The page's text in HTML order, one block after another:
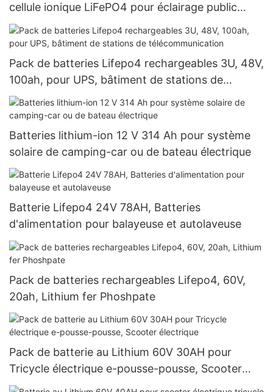
cellule ionique LiFePO4 pour éclairage public
extérieur
Pack de batteries Lifepo4 rechargeables 3U, 48V,
100ah, pour UPS, bâtiment de stations de
télécommunication
Batteries lithium-ion 12 V 314 Ah pour système
solaire de camping-car ou de bateau électrique
Batterie Lifepo4 24V 78AH, Batteries
d'alimentation pour balayeuse et autolaveuse
Pack de batteries rechargeables Lifepo4, 60V,
20ah, Lithium fer Phoshpate
Pack de batterie au Lithium 60V 30AH pour
Tricycle électrique e-pousse-pousse, Scooter
électrique